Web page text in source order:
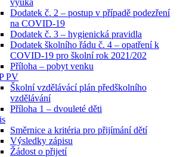
výuka
Dodatek č. 2 – postup v případě podezření
na COVID-19
Dodatek č. 3 – hygienická pravidla
Dodatek školního řádu č. 4 – opatření k
COVID-19 pro školní rok 2021/202
Příloha – pobyt venku
PV
Školní vzdělávácí plán předškolního
vzdělávání
Příloha 1 – dvouleté děti
Směrnice a kritéria pro přijímání dětí
Výsledky zápisu
Žádost o přijetí